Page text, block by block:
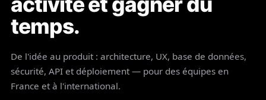
temps.
De l'idée au produit : architecture, UX, base de données,
sécurité, API et déploiement — pour des équipes en
France et à l'international.